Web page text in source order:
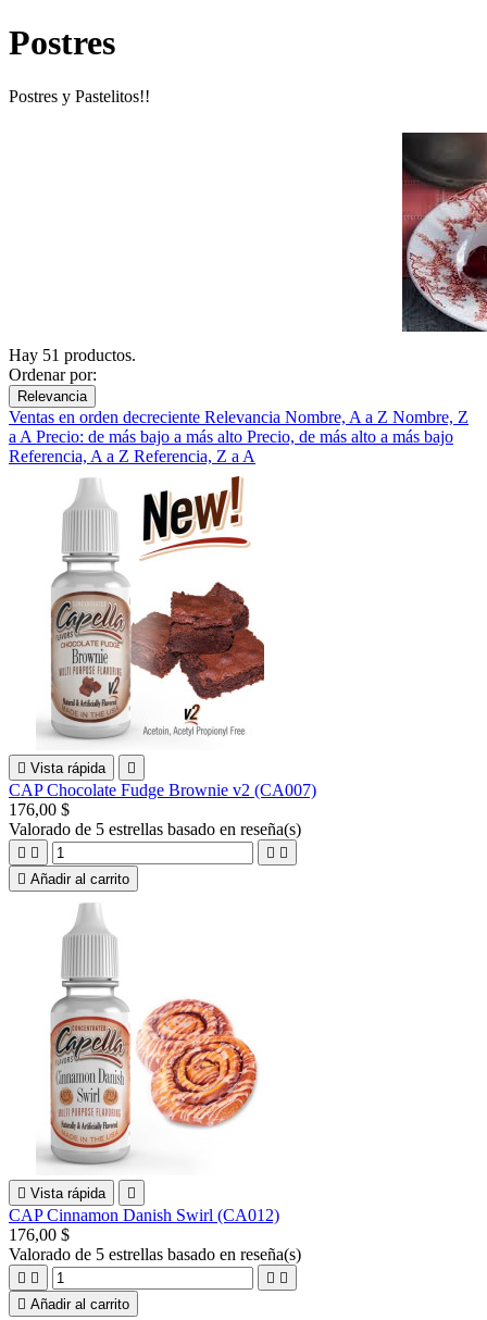
Postres
Postres y Pastelitos!!
Hay 51 productos.
Ordenar por:
Relevancia
Ventas en orden decreciente Relevancia Nombre, A a Z Nombre, Z
a A Precio: de más bajo a más alto Precio, de más alto a más bajo
Referencia, A a Z Referencia, Z a A
 Vista rápida 
CAP Chocolate Fudge Brownie v2 (CA007)
176,00 $
Valorado de 5 estrellas basado en reseña(s)
   
 Añadir al carrito
 Vista rápida 
CAP Cinnamon Danish Swirl (CA012)
176,00 $
Valorado de 5 estrellas basado en reseña(s)
   
 Añadir al carrito